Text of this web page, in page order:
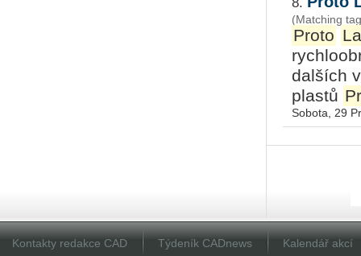
8.
(Matching
Proto
dalších
plastů
Sobota, 29
Kontakty redakce CAD Týdeník CADnews Kalendář akcí